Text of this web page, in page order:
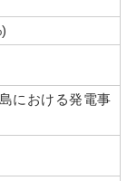
における発電事